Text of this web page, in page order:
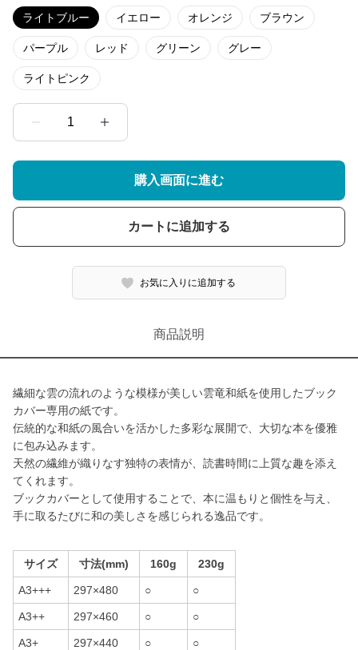
ライトブルー イエロー オレンジ ブラウン
パープル レッド グリーン グレー
ライトピンク
1
購入画面に進む
カートに追加する
お気に入りに追加する
商品説明
繊細な雲の流れのような模様が美しい雲竜和紙を使用したブック
カバー専用の紙です。
伝統的な和紙の風合いを活かした多彩な展開で、大切な本を優雅
に包み込みます。
天然の繊維が織りなす独特の表情が、読書時間に上質な趣を添え
てくれます。
ブックカバーとして使用することで、本に温もりと個性を与え、
手に取るたびに和の美しさを感じられる逸品です。
サイズ 寸法(mm) 160g 230g
A3+++ 297×480 ○ ○
A3++ 297×460 ○ ○
A3+ 297×440 ○ ○